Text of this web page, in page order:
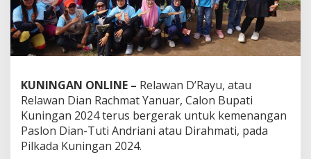
KUNINGAN ONLINE – Relawan D’Rayu, atau
Relawan Dian Rachmat Yanuar, Calon Bupati
Kuningan 2024 terus bergerak untuk kemenangan
Paslon Dian-Tuti Andriani atau Dirahmati, pada
Pilkada Kuningan 2024.